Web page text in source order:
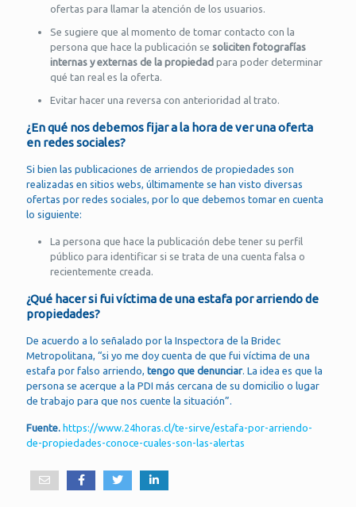
ofertas para llamar la atención de los usuarios.
Se sugiere que al momento de tomar contacto con la
persona que hace la publicación se soliciten fotografías
internas y externas de la propiedad para poder determinar
qué tan real es la oferta.
Evitar hacer una reversa con anterioridad al trato.
¿En qué nos debemos fijar a la hora de ver una oferta
en redes sociales?
Si bien las publicaciones de arriendos de propiedades son
realizadas en sitios webs, últimamente se han visto diversas
ofertas por redes sociales, por lo que debemos tomar en cuenta
lo siguiente:
La persona que hace la publicación debe tener su perfil
público para identificar si se trata de una cuenta falsa o
recientemente creada.
¿Qué hacer si fui víctima de una estafa por arriendo de
propiedades?
De acuerdo a lo señalado por la Inspectora de la Bridec
Metropolitana, “si yo me doy cuenta de que fui víctima de una
estafa por falso arriendo, tengo que denunciar. La idea es que la
persona se acerque a la PDI más cercana de su domicilio o lugar
de trabajo para que nos cuente la situación”.
Fuente. https://www.24horas.cl/te-sirve/estafa-por-arriendo-
de-propiedades-conoce-cuales-son-las-alertas